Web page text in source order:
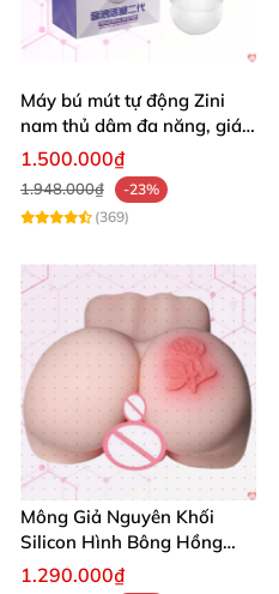
Máy bú mút tự động Zini
nam thủ dâm đa năng, giá
tốt, an toàn
1.500.000₫
1.948.000₫
-23%
(369)
Mông Giả Nguyên Khối
Silicon Hình Bông Hồng
Cao Cấp Nhật Bản
1.290.000₫